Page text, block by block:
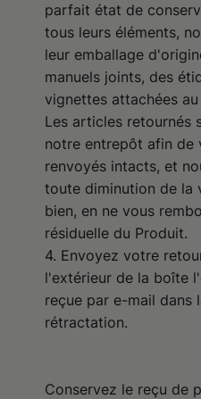
parfait état de
tous leurs éléments,
leur emballage
manuels joints, des
vignettes attachées
Les articles retournés
notre entrepôt afin de
renvoyés intacts, et
toute diminution de la
bien, en ne vous
résiduelle du Produit.
4. Envoyez votre
l'extérieur de la boîte
reçue par e-mail dans
rétractation.
Conservez le reçu de